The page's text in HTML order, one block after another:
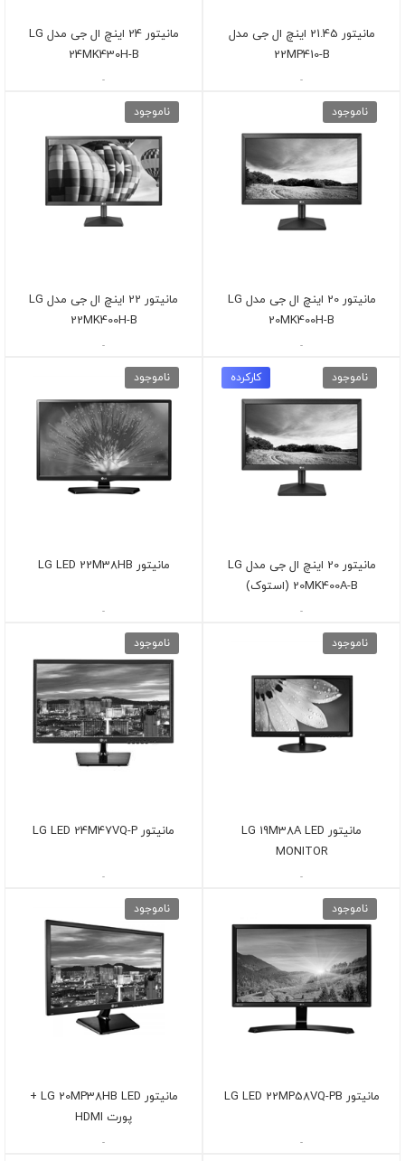
مانیتور 21.45 اینچ ال جی مدل
22MP410-B
-
مانیتور 24 اینچ ال جی مدل LG
24MK430H-B
-
ناموجود
مانیتور 20 اینچ ال جی مدل LG
20MK400H-B
-
ناموجود
مانیتور 22 اینچ ال جی مدل LG
22MK400H-B
-
ناموجود کارکرده
مانیتور 20 اینچ ال جی مدل LG
20MK400A-B (استوک)
-
ناموجود
مانيتور LG LED 22M38HB
-
ناموجود
مانیتور LG 19M38A LED
MONITOR
-
ناموجود
مانيتور LG LED 24M47VQ-P
-
ناموجود
مانيتور LG LED 22MP58VQ-PB
-
ناموجود
مانیتور LG 20MP38HB LED +
پورت HDMI
-